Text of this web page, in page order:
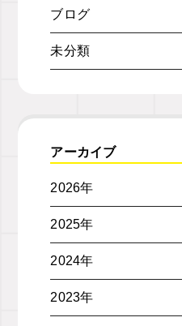
ブログ
未分類
アーカイブ
2026年
2025年
2024年
2023年